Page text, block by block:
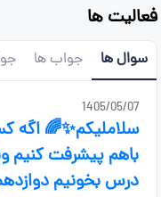
فعالیت ها
سوال ها جواب ها
1405/05/07
سلاملیکم✨🌈
باهم پیشرفت کنیم
درس بخونیم